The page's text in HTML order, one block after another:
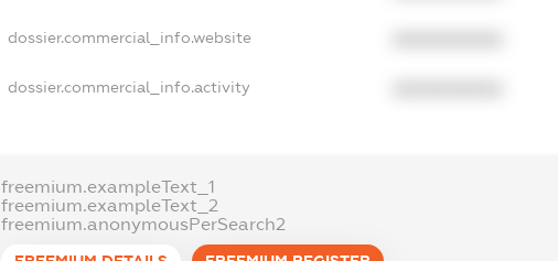
dossier.commercial_info.website
dossier.commercial_info.activity
freemium.exampleText_1
freemium.exampleText_2
freemium.anonymousPerSearch2